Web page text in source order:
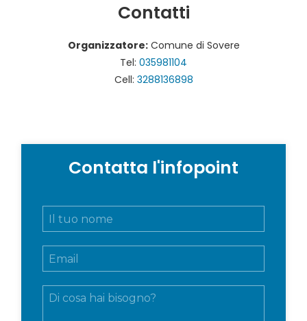
Contatti
Organizzatore:Comune di Sovere
Tel: 035981104
Cell: 3288136898
Contatta l'infopoint
N
E
m
M